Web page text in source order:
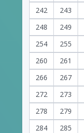
242
243
248
249
254
255
260
261
266
267
272
273
278
279
284
285